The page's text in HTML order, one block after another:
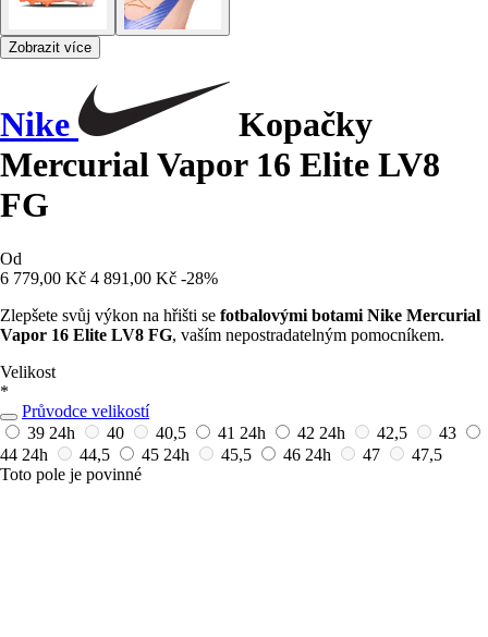
Zobrazit více
Nike
Kopačky
Mercurial Vapor 16 Elite LV8
FG
Od
6 779,00 Kč 4 891,00 Kč -28%
Zlepšete svůj výkon na hřišti se fotbalovými botami Nike Mercurial
Vapor 16 Elite LV8 FG, vaším nepostradatelným pomocníkem.
Velikost
*
Průvodce velikostí
39 24h 40 40,5 41 24h 42 24h 42,5
43
44 24h 44,5 45 24h 45,5 46 24h 47
47,5
Toto pole je povinné